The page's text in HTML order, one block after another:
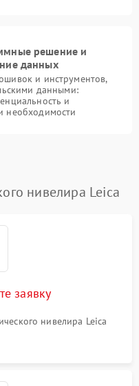
решение и
данных
и инструментов,
данными:
и
необходимости
нивелира Leica
заявку
нивелира Leica